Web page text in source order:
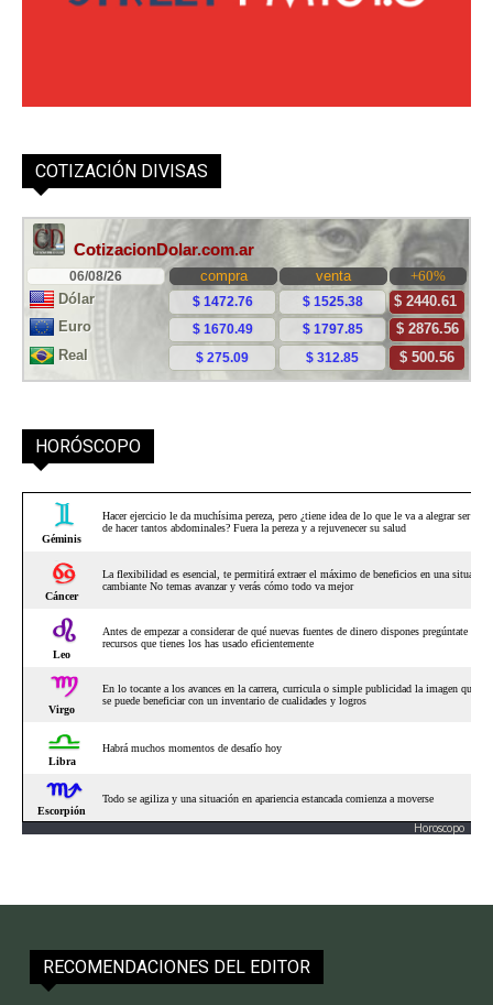
COTIZACIÓN DIVISAS
HORÓSCOPO
Horoscopo
RECOMENDACIONES DEL EDITOR